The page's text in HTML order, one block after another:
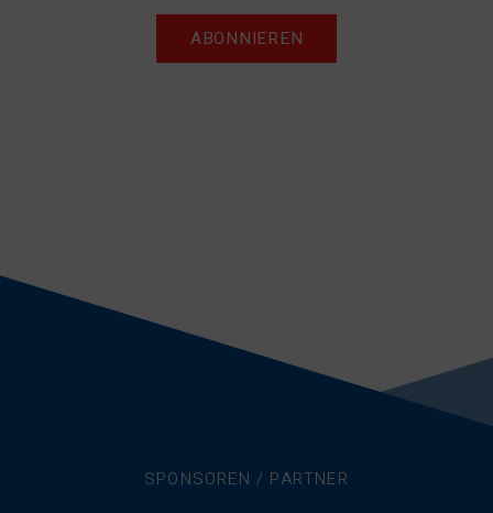
ABONNIEREN
SPONSOREN / PARTNER